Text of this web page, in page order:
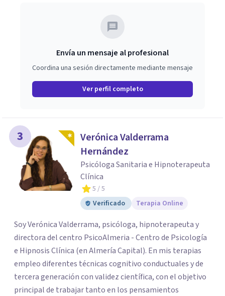
Envía un mensaje al profesional
Coordina una sesión directamente mediante mensaje
Ver perfil completo
3
Verónica Valderrama
Hernández
Psicóloga Sanitaria e Hipnoterapeuta
Clínica
5 / 5
Verificado
Terapia Online
Soy Verónica Valderrama, psicóloga, hipnoterapeuta y
directora del centro PsicoAlmeria - Centro de Psicología
e Hipnosis Clínica (en Almería Capital). En mis terapias
empleo diferentes técnicas cognitivo conductuales y de
tercera generación con validez científica, con el objetivo
principal de trabajar tanto en los pensamientos